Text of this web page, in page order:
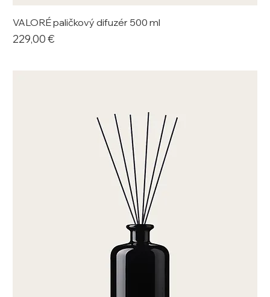
VALORÉ paličkový difuzér 500 ml
Cena
229,00 €